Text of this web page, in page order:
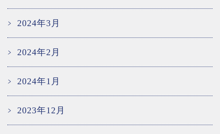
2024年3月
2024年2月
2024年1月
2023年12月